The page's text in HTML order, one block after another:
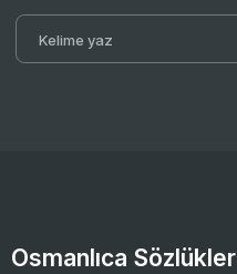
Osmanlıca Sözlükler